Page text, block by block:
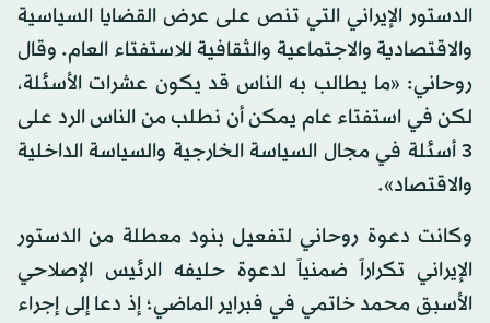
الدستور الإيراني التي تنص على عرض القضايا السياسية
والاقتصادية والاجتماعية والثقافية للاستفتاء العام. وقال
روحاني: «ما يطالب به الناس قد يكون عشرات الأسئلة،
لكن في استفتاء عام يمكن أن نطلب من الناس الرد على
3 أسئلة في مجال السياسة الخارجية والسياسة الداخلية
والاقتصاد».
وكانت دعوة روحاني لتفعيل بنود معطلة من الدستور
الإيراني تكراراً ضمنياً لدعوة حليفه الرئيس الإصلاحي
الأسبق محمد خاتمي في فبراير الماضي؛ إذ دعا إلى إجراء